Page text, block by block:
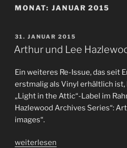
MONAT: JANUAR 2015
VERÖFFENTLICHT
AM
31. JANUAR 2015
Arthur und Lee
Ein weiteres Re-Issue, das seit
erstmalig als Vinyl erhältlich ist,
„Light in the Attic“-Label im
Hazlewood Archives Series“:
images“.
„Arthur
weiterlesen